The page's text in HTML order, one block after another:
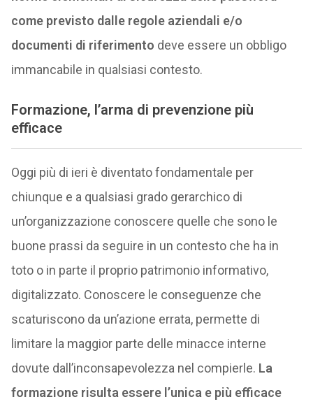
come previsto dalle regole aziendali e/o
documenti di riferimento deve essere un obbligo
immancabile in qualsiasi contesto.
Formazione, l’arma di prevenzione più
efficace
Oggi più di ieri è diventato fondamentale per
chiunque e a qualsiasi grado gerarchico di
un’organizzazione conoscere quelle che sono le
buone prassi da seguire in un contesto che ha in
toto o in parte il proprio patrimonio informativo,
digitalizzato. Conoscere le conseguenze che
scaturiscono da un’azione errata, permette di
limitare la maggior parte delle minacce interne
dovute dall’inconsapevolezza nel compierle. La
formazione risulta essere l’unica e più efficace